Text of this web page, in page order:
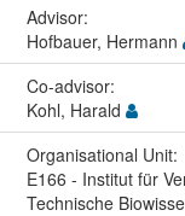
Advisor:
Hofbauer, Hermann
Co-advisor:
Kohl, Harald
Organisational Unit:
E166 - Institut für
Technische